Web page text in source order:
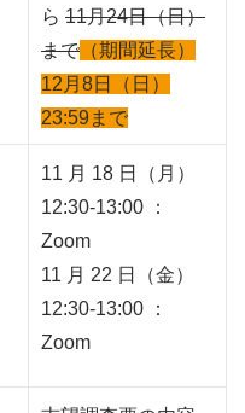
ら 11月24日（日）
まで （期間延長）
12月8日（日）
23:59まで
11 月 18 日（月）
12:30-13:00 ：
Zoom
11 月 22 日（金）
12:30-13:00 ：
Zoom